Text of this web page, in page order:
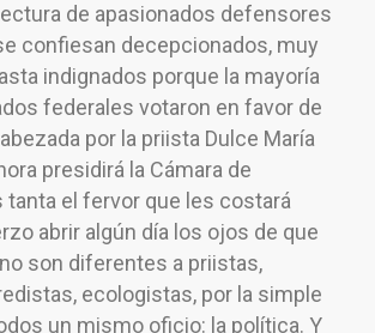
de apasionados defensores
confiesan decepcionados, muy
indignados porque la mayoría
federales votaron en favor de
por la priista Dulce María
presidirá la Cámara de
tanta el fervor que les costará
abrir algún día los ojos de que
son diferentes a priistas,
ecologistas, por la simple
un mismo oficio: la política. Y